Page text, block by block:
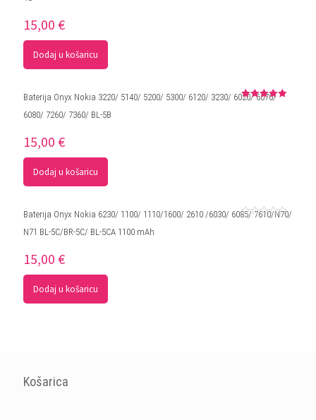
15,00 €
Dodaj u košaricu
Baterija Onyx Nokia 3220/ 5140/ 5200/ 5300/ 6120/ 3230/ 6020/ 6070/
6080/ 7260/ 7360/ BL-5B
15,00 €
Dodaj u košaricu
Baterija Onyx Nokia 6230/ 1100/ 1110/1600/ 2610 /6030/ 6085/ 7610/N70/
N71 BL-5C/BR-5C/ BL-5CA 1100 mAh
15,00 €
Dodaj u košaricu
Košarica